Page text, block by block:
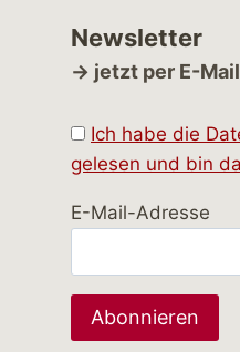
Newsletter
→ jetzt per E-
Ich habe die
gelesen und bin
E-Mail-Adresse